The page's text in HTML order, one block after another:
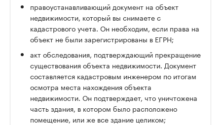
правоустанавливающий документ на объект
недвижимости, который вы снимаете с
кадастрового учета. Он необходим, если права на
объект не были зарегистрированы в ЕГРН;
акт обследования, подтверждающий прекращение
существования объекта недвижимости. Документ
составляется кадастровым инженером по итогам
осмотра места нахождения объекта
недвижимости. Он подтверждает, что уничтожена
часть здания, в котором было расположено
помещение, или же все здание целиком;